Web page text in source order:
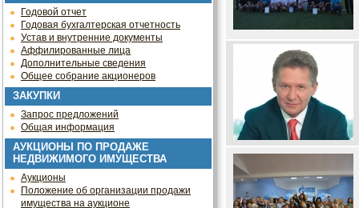
Годовой отчет
Годовая бухгалтерская отчетность
Устав и внутренние документы
Аффилированные лица
Дополнительные сведения
Общее собрание акционеров
ЗАКУПКИ
Запрос предложений
Общая информация
АУКЦИОНЫ ПО ПРОДАЖЕ
НЕДВИЖИМОГО ИМУЩЕСТВА
Аукционы
Положение об организации продажи
имущества на аукционе